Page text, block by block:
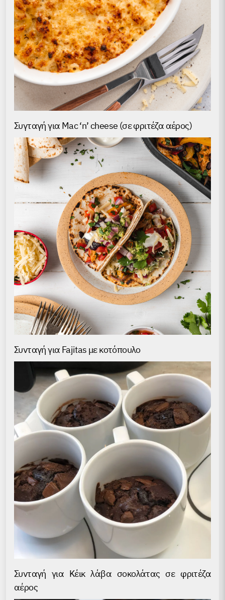
Συγταγή για Mac ‘n’ cheese (σε φριτέζα αέρος)
Συνταγή για Fajitas με κοτόπουλο
Συνταγή για Κέικ λάβα σοκολάτας σε φριτέζα
αέρος